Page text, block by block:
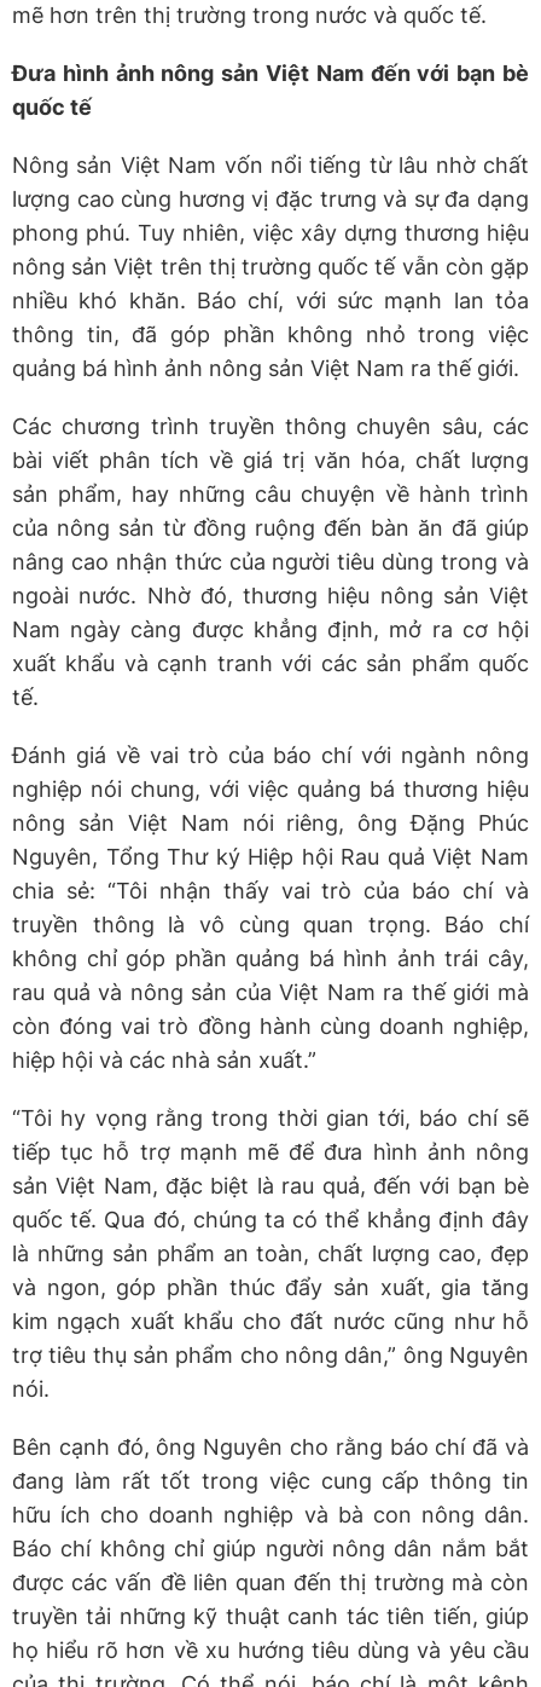
mẽ hơn trên thị trường trong nước và quốc tế.
Đưa hình ảnh nông sản Việt Nam đến với bạn bè
quốc tế
Nông sản Việt Nam vốn nổi tiếng từ lâu nhờ chất
lượng cao cùng hương vị đặc trưng và sự đa dạng
phong phú. Tuy nhiên, việc xây dựng thương hiệu
nông sản Việt trên thị trường quốc tế vẫn còn gặp
nhiều khó khăn. Báo chí, với sức mạnh lan tỏa
thông tin, đã góp phần không nhỏ trong việc
quảng bá hình ảnh nông sản Việt Nam ra thế giới.
Các chương trình truyền thông chuyên sâu, các
bài viết phân tích về giá trị văn hóa, chất lượng
sản phẩm, hay những câu chuyện về hành trình
của nông sản từ đồng ruộng đến bàn ăn đã giúp
nâng cao nhận thức của người tiêu dùng trong và
ngoài nước. Nhờ đó, thương hiệu nông sản Việt
Nam ngày càng được khẳng định, mở ra cơ hội
xuất khẩu và cạnh tranh với các sản phẩm quốc
tế.
Đánh giá về vai trò của báo chí với ngành nông
nghiệp nói chung, với việc quảng bá thương hiệu
nông sản Việt Nam nói riêng, ông Đặng Phúc
Nguyên, Tổng Thư ký Hiệp hội Rau quả Việt Nam
chia sẻ: “Tôi nhận thấy vai trò của báo chí và
truyền thông là vô cùng quan trọng. Báo chí
không chỉ góp phần quảng bá hình ảnh trái cây,
rau quả và nông sản của Việt Nam ra thế giới mà
còn đóng vai trò đồng hành cùng doanh nghiệp,
hiệp hội và các nhà sản xuất.”
“Tôi hy vọng rằng trong thời gian tới, báo chí sẽ
tiếp tục hỗ trợ mạnh mẽ để đưa hình ảnh nông
sản Việt Nam, đặc biệt là rau quả, đến với bạn bè
quốc tế. Qua đó, chúng ta có thể khẳng định đây
là những sản phẩm an toàn, chất lượng cao, đẹp
và ngon, góp phần thúc đẩy sản xuất, gia tăng
kim ngạch xuất khẩu cho đất nước cũng như hỗ
trợ tiêu thụ sản phẩm cho nông dân,” ông Nguyên
nói.
Bên cạnh đó, ông Nguyên cho rằng báo chí đã và
đang làm rất tốt trong việc cung cấp thông tin
hữu ích cho doanh nghiệp và bà con nông dân.
Báo chí không chỉ giúp người nông dân nắm bắt
được các vấn đề liên quan đến thị trường mà còn
truyền tải những kỹ thuật canh tác tiên tiến, giúp
họ hiểu rõ hơn về xu hướng tiêu dùng và yêu cầu